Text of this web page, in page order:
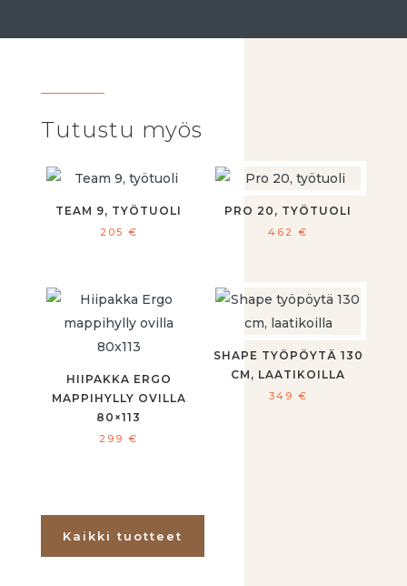
Tutustu myös
TEAM 9, TYÖTUOLI
205 €
PRO 20, TYÖTUOLI
462€
HIIPAKKA ERGO
MAPPIHYLLY OVILLA
80×113
299€
SHAPE TYÖPÖYTÄ 130
CM, LAATIKOILLA
349 €
Kaikki tuotteet